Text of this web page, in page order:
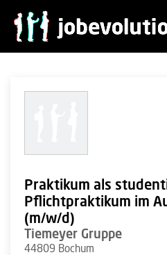
Praktikum als
Pflichtpraktikum im
(m/w/d)
Tiemeyer Gruppe
44809 Bochum